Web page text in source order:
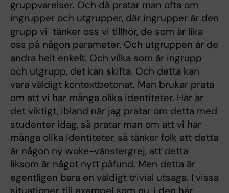
gruppvarelser. Och då pratar man ofta om
ingrupper och utgrupper, där ingrupper är den
grupp vi tänker oss vi tillhör, de som är lika
oss på någon parameter. Och utgruppen är de
andra helt enkelt. Och vilka som är ingrupp
och utgrupp, det kan skifta. Och detta kan
vara väldigt kontextbetonat. Man brukar prata
om att vi har många olika identiteter. Här är
det viktigt, ibland när jag pratar om detta med
studenter idag, så pratar man om att vi har
många olika identiteter, så tänker folk att detta
är någon ny woke-vänstergrej, att detta
liksom är något nytt påfund. Men detta är
egentligen bara en väldigt trivial utsaga. I vissa